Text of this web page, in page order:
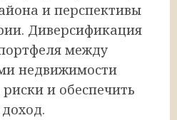
и перспективы
Диверсификация
между
недвижимости
и обеспечить